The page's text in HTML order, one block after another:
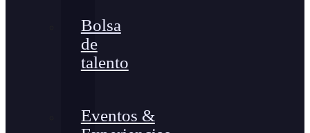
Bolsa
de
talento
Eventos &